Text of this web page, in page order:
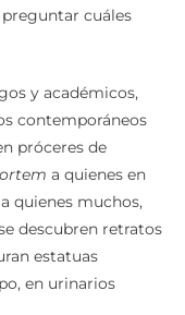
cuáles
y académicos,
contemporáneos
próceres de
a quienes en
quienes muchos,
descubren retratos
estatuas
en urinarios